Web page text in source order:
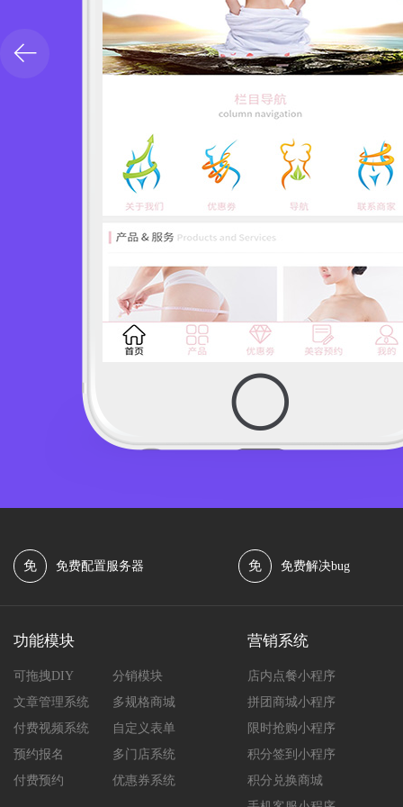
免 免费配置服务器 免 免费解决bug
功能模块
可拖拽DIY
分销模块
文章管理系统
多规格商城
付费视频系统
自定义表单
预约报名
多门店系统
付费预约
优惠券系统
营销系统
店内点餐小程序
拼团商城小程序
限时抢购小程序
积分签到小程序
积分兑换商城